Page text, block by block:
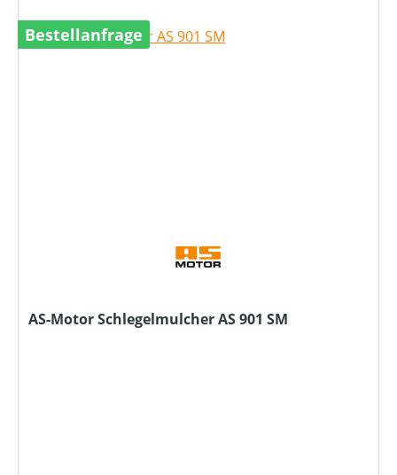
Bestellanfrage
AS-Motor Schlegelmulcher AS 901 SM